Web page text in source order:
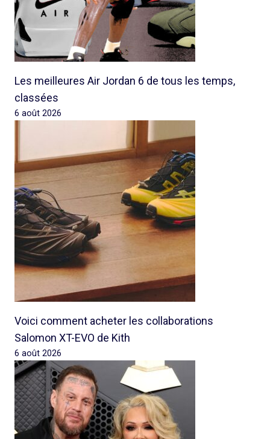
Les meilleures Air Jordan 6 de tous les temps,
classées
6 août 2026
Voici comment acheter les collaborations
Salomon XT-EVO de Kith
6 août 2026